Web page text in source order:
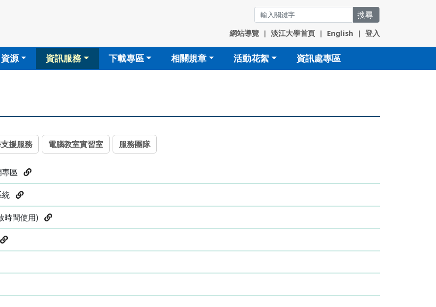
搜尋
網站導覽 | 淡江大學首頁 | English | 登入
源 資訊服務 下載專區 相關規章 活動花絮 資訊處專區
援服務 電腦教室實習室 服務團隊
專區
統
時間使用)